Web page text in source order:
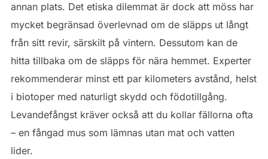
annan plats. Det etiska dilemmat är dock att möss har
mycket begränsad överlevnad om de släpps ut långt
från sitt revir, särskilt på vintern. Dessutom kan de
hitta tillbaka om de släpps för nära hemmet. Experter
rekommenderar minst ett par kilometers avstånd, helst
i biotoper med naturligt skydd och födotillgång.
Levandefångst kräver också att du kollar fällorna ofta
– en fångad mus som lämnas utan mat och vatten
lider.